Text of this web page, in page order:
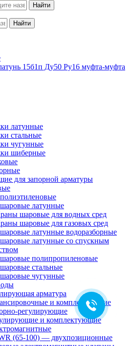
Найти
Найти
15б1п Ду50 Ру16 муфта-муфта
латунные
стальные
чугунные
шиберные
для запорной арматуры
латунные
шаровые для водных сред
шаровые для газовых сред
латунные водоразборные
латунные со спускным
полипропиленовые
стальные
чугунные
арматура
и комплектующие
регулирующие
и комплектующие
(65-100) — двухпозиционные